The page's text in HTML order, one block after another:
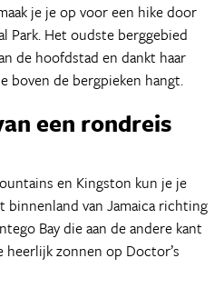
je je op voor een hike door
Park. Het oudste berggebied
de hoofdstad en dankt haar
boven de bergpieken hangt.
een rondreis
en Kingston kun je je
van Jamaica richting
Bay die aan de andere kant
zonnen op Doctor’s